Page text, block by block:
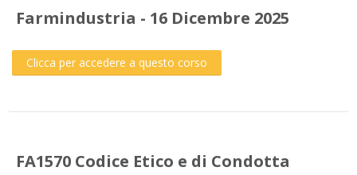
Farmindustria - 16 Dicembre 2025
Clicca per accedere a questo corso
FA1570 Codice Etico e di Condotta